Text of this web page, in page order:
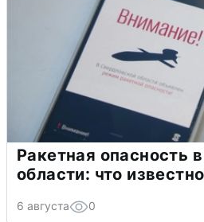
Ракетная опасность
области: что известно
6 августа 0